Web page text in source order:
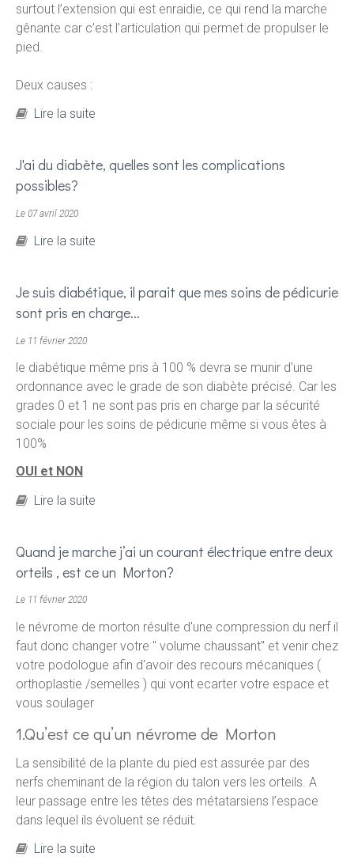
surtout l’extension qui est enraidie, ce qui rend la marche
gênante car c’est l’articulation qui permet de propulser le
pied.
Deux causes :
Lire la suite
J'ai du diabète, quelles sont les complications
possibles?
Le 07 avril 2020
Lire la suite
Je suis diabétique, il parait que mes soins de pédicurie
sont pris en charge...
Le 11 février 2020
le diabétique même pris à 100 % devra se munir d'une
ordonnance avec le grade de son diabète précisé. Car les
grades 0 et 1 ne sont pas pris en charge par la sécurité
sociale pour les soins de pédicurie même si vous êtes à
100%
OUI et NON
Lire la suite
Quand je marche j’ai un courant électrique entre deux
orteils , est ce un Morton?
Le 11 février 2020
le névrome de morton résulte d'une compression du nerf il
faut donc changer votre " volume chaussant" et venir chez
votre podologue afin d'avoir des recours mécaniques (
orthoplastie /semelles ) qui vont ecarter votre espace et
vous soulager
1.Qu’est ce qu’un névrome de Morton
La sensibilité de la plante du pied est assurée par des
nerfs cheminant de la région du talon vers les orteils. A
leur passage entre les têtes des métatarsiens l’espace
dans lequel ils évoluent se réduit.
Lire la suite